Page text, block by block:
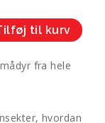
til kurv
A
fra hele
hvordan